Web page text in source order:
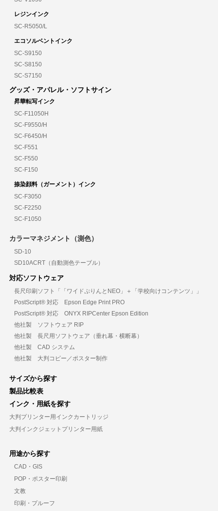
レジンインク
SC-R5050/L
エコソルベントインク
SC-S9150
SC-S8150
SC-S7150
グッズ・アパレル・ソフトサイン
昇華転写インク
SC-F11050H
SC-F9550/H
SC-F6450/H
SC-F551
SC-F550
SC-F150
捺染顔料（ガーメント）インク
SC-F3050
SC-F2250
SC-F1050
カラーマネジメント（測色）
SD-10
SD10ACRT（自動測色テーブル）
対応ソフトウェア
長尺印刷ソフト「「ワイドぷりんとNEO」＋「学校向けコンテンツ」」
PostScript® 対応 Epson Edge Print PRO
PostScript® 対応 ONYX RIPCenter Epson Edition
他社製 ソフトウェア RIP
他社製 長尺用ソフトウェア（垂れ幕・横断幕）
他社製 CAD システム
他社製 大判コピー／ポスター制作
サイズから探す
製品比較表
インク・用紙を探す
大判プリンター用インクカートリッジ
大判インクジェットプリンター用紙
用途から探す
CAD・GIS
POP・ポスター印刷
文教
印刷・プルーフ